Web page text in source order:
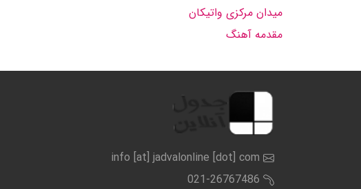
میدان مركزی واتیكان
مقدمه آهنگ
info [at] jadvalonline [dot] com
021-26767486